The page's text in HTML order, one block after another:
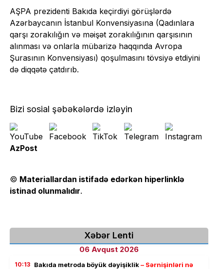
AŞPA prezidenti Bakıda keçirdiyi görüşlərdə
Azərbaycanın İstanbul Konvensiyasına (Qadınlara
qarşı zorakılığın və məişət zorakılığının qarşısının
alınması və onlarla mübarizə haqqında Avropa
Şurasının Konvensiyası) qoşulmasını tövsiyə etdiyini
də diqqətə çatdırıb.
Bizi sosial şəbəkələrdə izləyin
AzPost
© Materiallardan istifadə edərkən hiperlinklə
istinad olunmalıdır.
Xəbər Lenti
06 Avqust 2026
10:13 Bakıda metroda böyük dəyişiklik– Sərnişinləri nə